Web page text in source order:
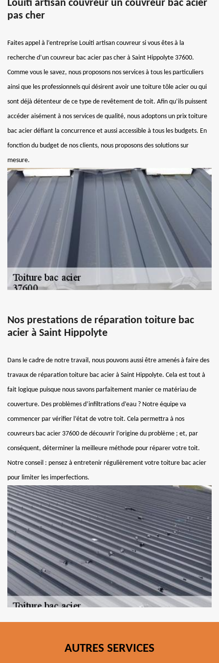
Louiti artisan couvreur un couvreur bac acier
pas cher
Faites appel à l’entreprise Louiti artisan couvreur si vous êtes à la
recherche d’un couvreur bac acier pas cher à Saint Hippolyte 37600.
Comme vous le savez, nous proposons nos services à tous les particuliers
ainsi que les professionnels qui désirent avoir une toiture tôle acier ou qui
sont déjà détenteur de ce type de revêtement de toit. Afin qu’ils puissent
accéder aisément à nos services de qualité, nous adoptons un prix toiture
bac acier défiant la concurrence et aussi accessible à tous les budgets. En
fonction du budget de nos clients, nous proposons des solutions sur
mesure.
Nos prestations de réparation toiture bac
acier à Saint Hippolyte
Dans le cadre de notre travail, nous pouvons aussi être amenés à faire des
travaux de réparation toiture bac acier à Saint Hippolyte. Cela est tout à
fait logique puisque nous savons parfaitement manier ce matériau de
couverture. Des problèmes d’infiltrations d’eau ? Notre équipe va
commencer par vérifier l’état de votre toit. Cela permettra à nos
couvreurs bac acier 37600 de découvrir l’origine du problème ; et, par
conséquent, déterminer la meilleure méthode pour réparer votre toit.
Notre conseil : pensez à entretenir régulièrement votre toiture bac acier
pour limiter les imperfections.
AUTRES SERVICES